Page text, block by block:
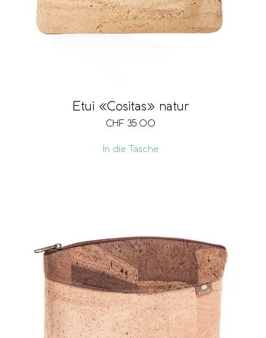
Etui «Cositas» natur
CHF 35.00
In die Tasche